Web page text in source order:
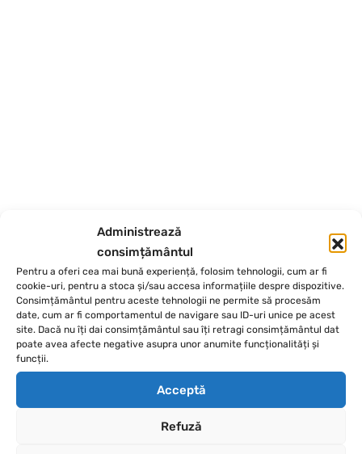
Administrează
consimțământul
Pentru a oferi cea mai bună experiență, folosim tehnologii, cum ar fi
cookie-uri, pentru a stoca și/sau accesa informațiile despre dispozitive.
Consimțământul pentru aceste tehnologii ne permite să procesăm
date, cum ar fi comportamentul de navigare sau ID-uri unice pe acest
site. Dacă nu îți dai consimțământul sau îți retragi consimțământul dat
poate avea afecte negative asupra unor anumite funcționalități și
funcții.
Acceptă
Refuză